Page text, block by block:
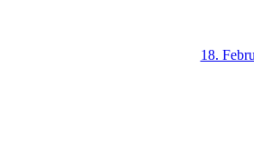
18.